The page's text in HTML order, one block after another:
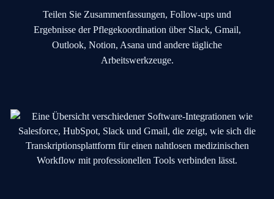
Teilen Sie Zusammenfassungen, Follow-ups und
Ergebnisse der Pflegekoordination über Slack, Gmail,
Outlook, Notion, Asana und andere tägliche
Arbeitswerkzeuge.